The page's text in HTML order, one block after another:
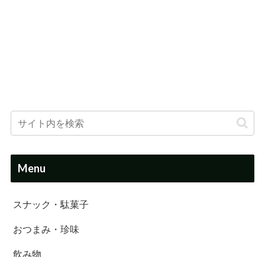
Menu
スナック・駄菓子
おつまみ・珍味
飲み物